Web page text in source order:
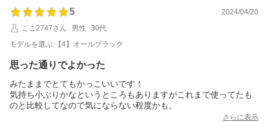
5
2024/04/20
ここ2747さん
男性
30代
モデルを選ぶ:【4】オールブラック
思った通りでよかった
みたままでとてもかっこいいです！
気持ち小ぶりかなというところもありますがこれまで使ってたも
のと比較してなので気にならない程度かも。
さらに表示